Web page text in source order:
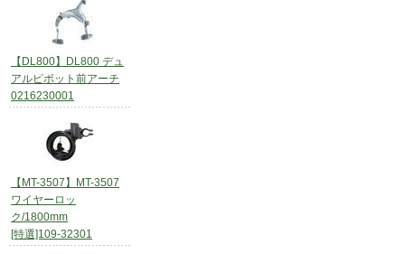
【DL800】DL800 デュ
アルピボット前アーチ
0216230001
【MT-3507】MT-3507
ワイヤーロッ
ク/1800mm
[特選]109-32301